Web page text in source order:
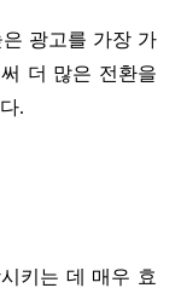
광고를 가장 가
더 많은 전환을
.
키는 데 매우 효